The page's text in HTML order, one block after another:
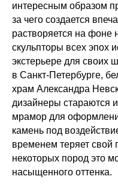
интересным образом
за чего создается
растворяется на
скульпторы всех эпох
экстерьере для
в Санкт-Петербурге,
храм Александра
дизайнеры стараются
мрамор для
камень под
временем теряет свой
некоторых пород это
насыщенного оттенка.